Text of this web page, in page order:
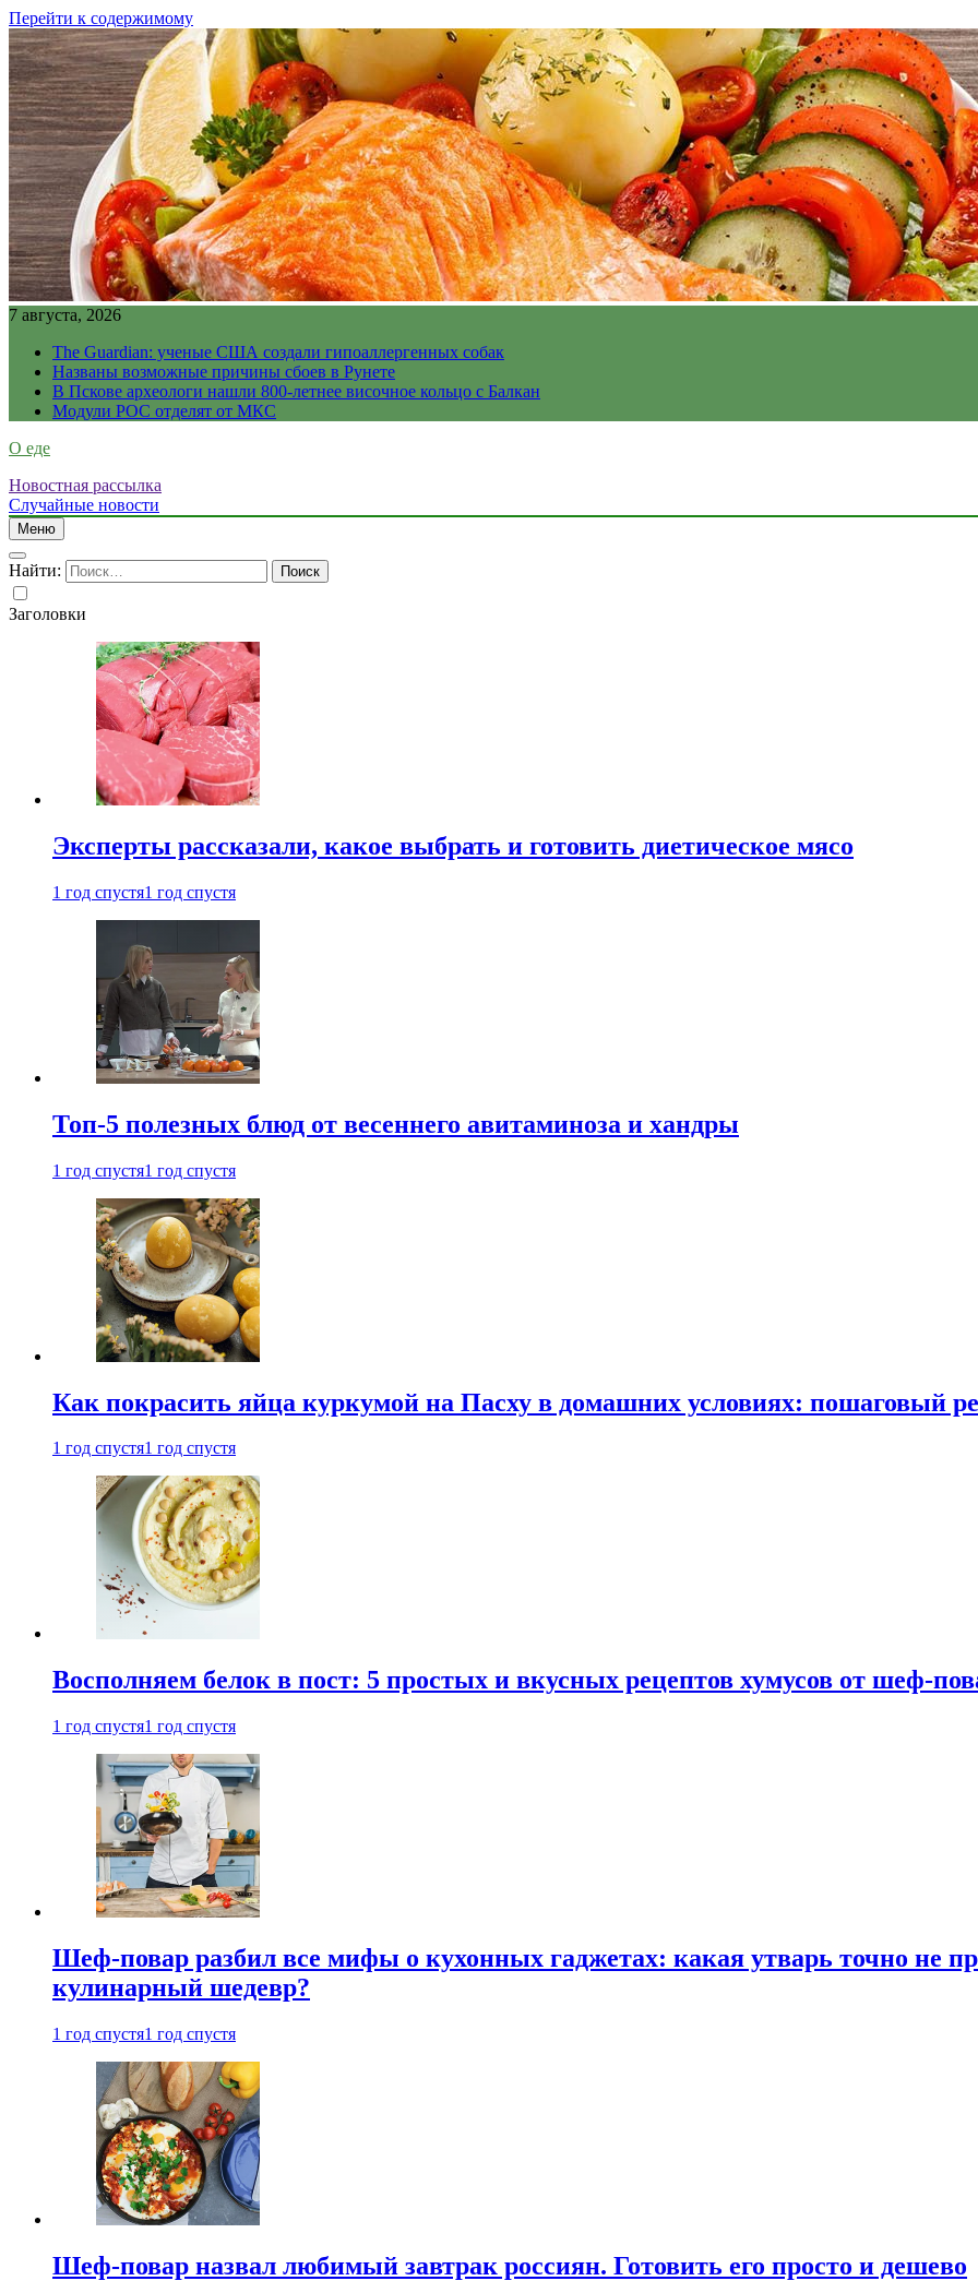
Перейти к содержимому
7 августа, 2026
The Guardian: ученые США создали гипоаллергенных собак
Названы возможные причины сбоев в Рунете
В Пскове археологи нашли 800-летнее височное кольцо с Балкан
Модули РОС отделят от МКС
О еде
Новостная рассылка
Случайные новости
Меню
Найти:
Заголовки
Эксперты рассказали, какое выбрать и готовить диетическое мясо
1 год спустя1 год спустя
Топ-5 полезных блюд от весеннего авитаминоза и хандры
1 год спустя1 год спустя
Как покрасить яйца куркумой на Пасху в домашних условиях: пошаговый
1 год спустя1 год спустя
Восполняем белок в пост: 5 простых и вкусных рецептов хумусов от шеф-
1 год спустя1 год спустя
Шеф-повар разбил все мифы о кухонных гаджетах: какая утварь точно не
кулинарный шедевр?
1 год спустя1 год спустя
Шеф-повар назвал любимый завтрак россиян. Готовить его просто и дешево